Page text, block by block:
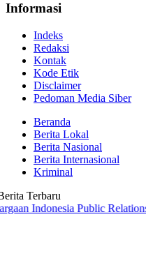
Informasi
Indeks
Redaksi
Kontak
Kode Etik
Disclaimer
Pedoman Media Siber
Beranda
Berita Lokal
Berita Nasional
Berita Internasional
Kriminal
Terbaru
Public Relations Awards